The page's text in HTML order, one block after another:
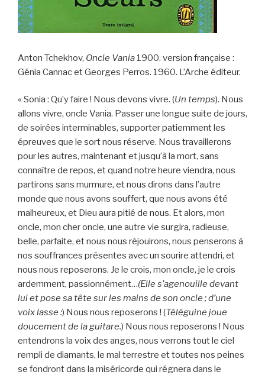
Anton Tchekhov, Oncle Vania 1900. version française :
Génia Cannac et Georges Perros. 1960. L’Arche éditeur.
« Sonia : Qu’y faire ! Nous devons vivre. (Un temps). Nous
allons vivre, oncle Vania. Passer une longue suite de jours,
de soirées interminables, supporter patiemment les
épreuves que le sort nous réserve. Nous travaillerons
pour les autres, maintenant et jusqu’à la mort, sans
connaître de repos, et quand notre heure viendra, nous
partirons sans murmure, et nous dirons dans l’autre
monde que nous avons souffert, que nous avons été
malheureux, et Dieu aura pitié de nous. Et alors, mon
oncle, mon cher oncle, une autre vie surgira, radieuse,
belle, parfaite, et nous nous réjouirons, nous penserons à
nos souffrances présentes avec un sourire attendri, et
nous nous reposerons. Je le crois, mon oncle, je le crois
ardemment, passionnément…(Elle s’agenouille devant
lui et pose sa tête sur les mains de son oncle ; d’une
voix lasse :) Nous nous reposerons ! (Téléguine joue
doucement de la guitare.) Nous nous reposerons ! Nous
entendrons la voix des anges, nous verrons tout le ciel
rempli de diamants, le mal terrestre et toutes nos peines
se fondront dans la miséricorde qui régnera dans le